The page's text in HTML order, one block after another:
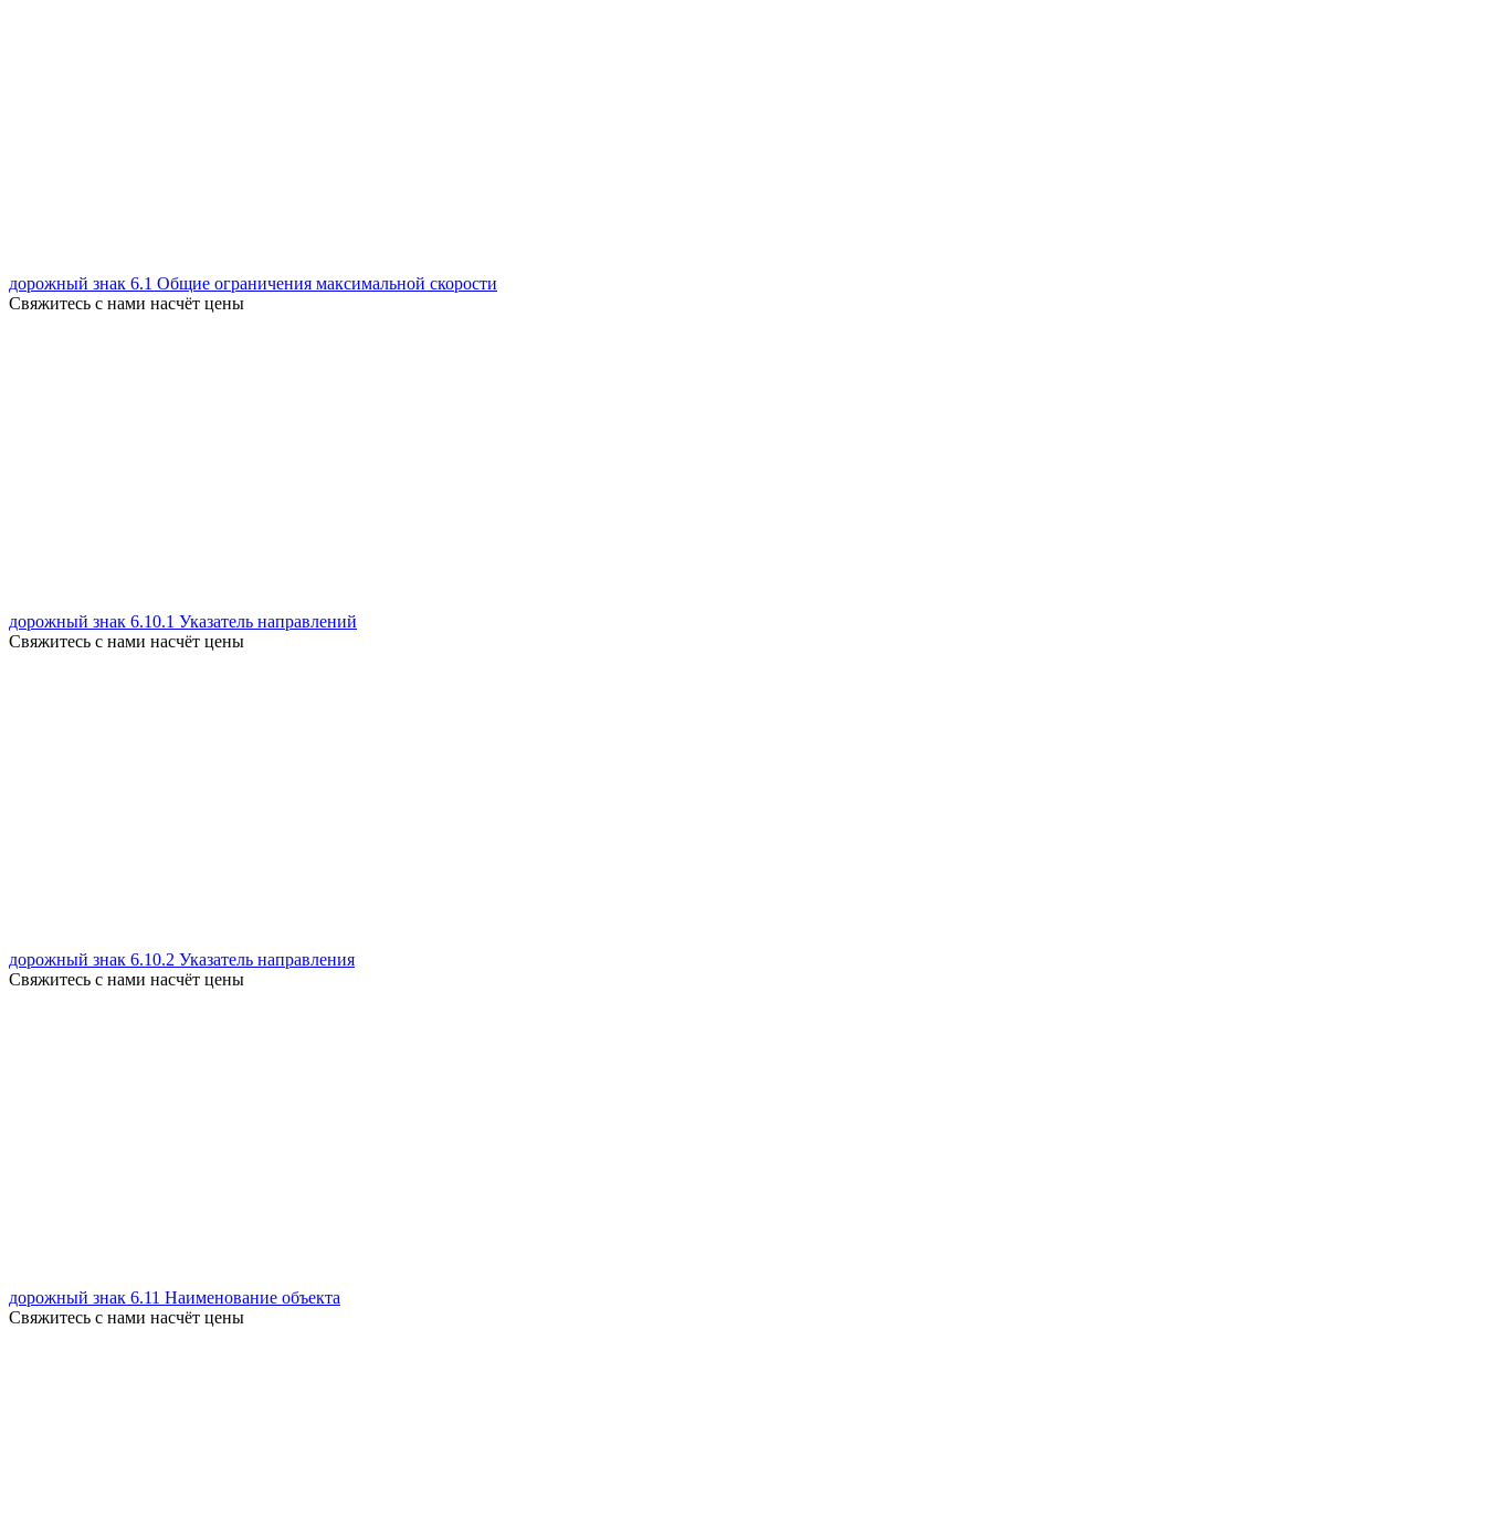
дорожный знак 6.1 Общие ограничения максимальной скорости
Свяжитесь с нами насчёт цены
дорожный знак 6.10.1 Указатель направлений
Свяжитесь с нами насчёт цены
дорожный знак 6.10.2 Указатель направления
Свяжитесь с нами насчёт цены
дорожный знак 6.11 Наименование объекта
Свяжитесь с нами насчёт цены